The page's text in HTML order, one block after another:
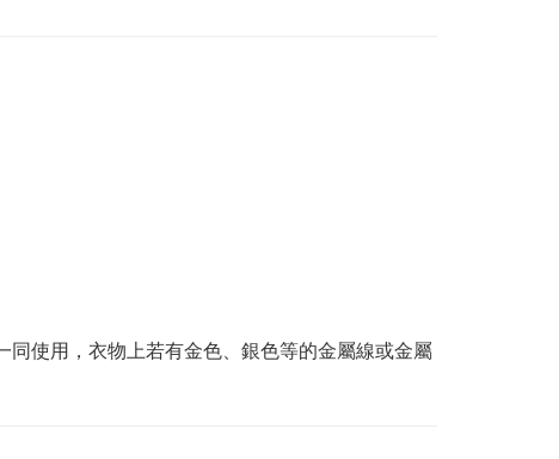
使用，衣物上若有金色、銀色等的金屬線或金屬